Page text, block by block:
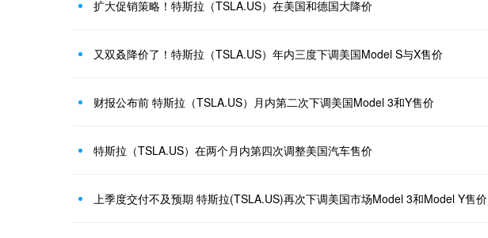
扩大促销策略！特斯拉（TSLA.US）在美国和德国大降价
又双叒降价了！特斯拉（TSLA.US）年内三度下调美国Model S与X售价
财报公布前 特斯拉（TSLA.US）月内第二次下调美国Model 3和Y售价
特斯拉（TSLA.US）在两个月内第四次调整美国汽车售价
上季度交付不及预期 特斯拉(TSLA.US)再次下调美国市场Model 3和Model Y售价